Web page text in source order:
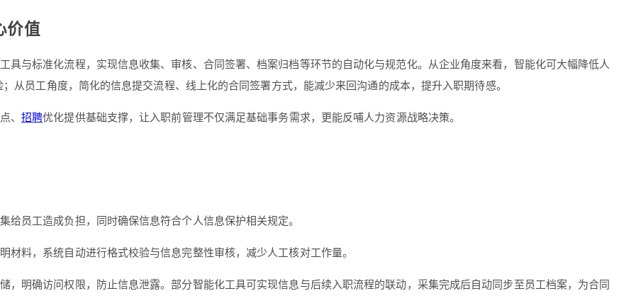
价值
具与标准化流程，实现信息收集、审核、合同签署、档案归档等环节的自动化与规范化。从企业角度来看，智能化可大幅降低人
从员工角度，简化的信息提交流程、线上化的合同签署方式，能减少来回沟通的成本，提升入职期待感。
、招聘优化提供基础支撑，让入职前管理不仅满足基础事务需求，更能反哺人力资源战略决策。
员工造成负担，同时确保信息符合个人信息保护相关规定。
料，系统自动进行格式校验与信息完整性审核，减少人工核对工作量。
，明确访问权限，防止信息泄露。部分智能化工具可实现信息与后续入职流程的联动，采集完成后自动同步至员工档案，为合同